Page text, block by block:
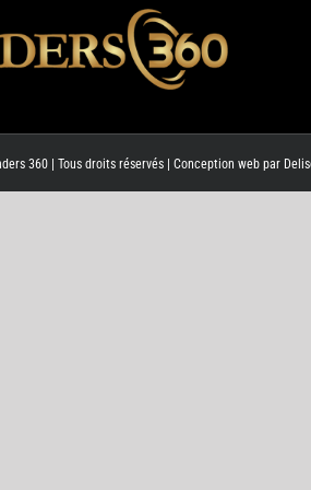
360 | Tous droits réservés | Conception web par